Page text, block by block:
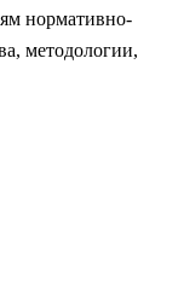
нормативно-
методологии,